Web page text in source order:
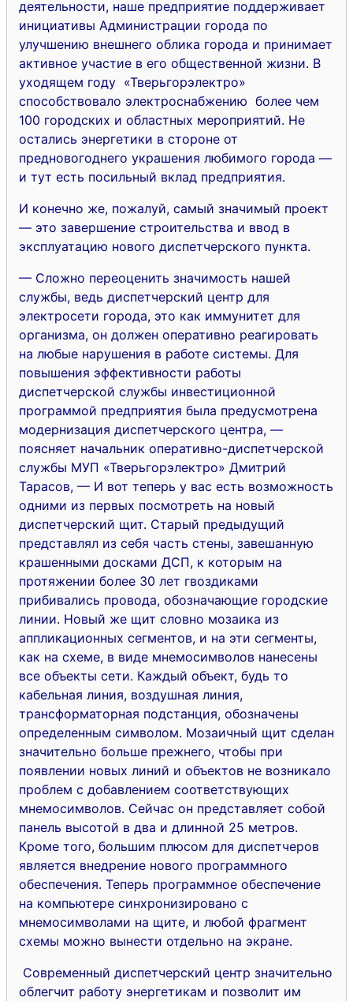
деятельности, наше предприятие поддерживает
инициативы Администрации города по
улучшению внешнего облика города и принимает
активное участие в его общественной жизни. В
уходящем году «Тверьгорэлектро»
способствовало электроснабжению более чем
100 городских и областных мероприятий. Не
остались энергетики в стороне от
предновогоднего украшения любимого города —
и тут есть посильный вклад предприятия.
И конечно же, пожалуй, самый значимый проект
— это завершение строительства и ввод в
эксплуатацию нового диспетчерского пункта.
— Сложно переоценить значимость нашей
службы, ведь диспетчерский центр для
электросети города, это как иммунитет для
организма, он должен оперативно реагировать
на любые нарушения в работе системы. Для
повышения эффективности работы
диспетчерской службы инвестиционной
программой предприятия была предусмотрена
модернизация диспетчерского центра, —
поясняет начальник оперативно-диспетчерской
службы МУП «Тверьгорэлектро» Дмитрий
Тарасов, — И вот теперь у вас есть возможность
одними из первых посмотреть на новый
диспетчерский щит. Старый предыдущий
представлял из себя часть стены, завешанную
крашенными досками ДСП, к которым на
протяжении более 30 лет гвоздиками
прибивались провода, обозначающие городские
линии. Новый же щит словно мозаика из
аппликационных сегментов, и на эти сегменты,
как на схеме, в виде мнемосимволов нанесены
все объекты сети. Каждый объект, будь то
кабельная линия, воздушная линия,
трансформаторная подстанция, обозначены
определенным символом. Мозаичный щит сделан
значительно больше прежнего, чтобы при
появлении новых линий и объектов не возникало
проблем с добавлением соответствующих
мнемосимволов. Сейчас он представляет собой
панель высотой в два и длинной 25 метров.
Кроме того, большим плюсом для диспетчеров
является внедрение нового программного
обеспечения. Теперь программное обеспечение
на компьютере синхронизировано с
мнемосимволами на щите, и любой фрагмент
схемы можно вынести отдельно на экране.
Современный диспетчерский центр значительно
облегчит работу энергетикам и позволит им